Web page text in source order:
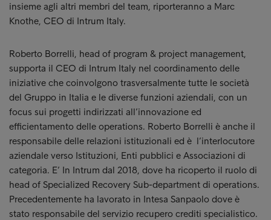
insieme agli altri membri del team, riporteranno a Marc
Knothe, CEO di Intrum Italy.
Roberto Borrelli, head of program & project management,
supporta il CEO di Intrum Italy nel coordinamento delle
iniziative che coinvolgono trasversalmente tutte le società
del Gruppo in Italia e le diverse funzioni aziendali, con un
focus sui progetti indirizzati all’innovazione ed
efficientamento delle operations. Roberto Borrelli è anche il
responsabile delle relazioni istituzionali ed è l’interlocutore
aziendale verso Istituzioni, Enti pubblici e Associazioni di
categoria. E’ In Intrum dal 2018, dove ha ricoperto il ruolo di
head of Specialized Recovery Sub-department di operations.
Precedentemente ha lavorato in Intesa Sanpaolo dove è
stato responsabile del servizio recupero crediti specialistico.